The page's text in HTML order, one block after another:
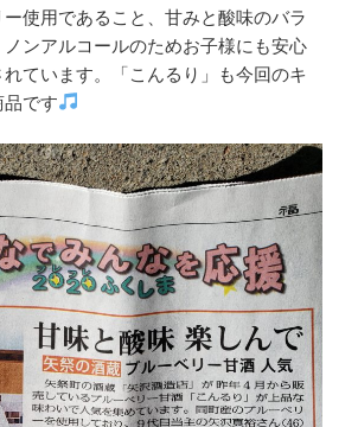
使用であること、甘みと酸味のバラ
ンアルコールのためお子様にも安心
ています。「こんるり」も今回のキ
品です